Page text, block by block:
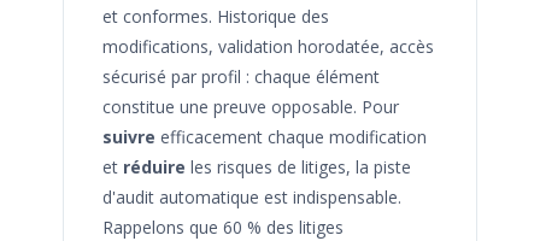
et conformes. Historique des
modifications, validation horodatée, accès
sécurisé par profil : chaque élément
constitue une preuve opposable. Pour
suivre efficacement chaque modification
et réduire les risques de litiges, la piste
d'audit automatique est indispensable.
Rappelons que 60 % des litiges